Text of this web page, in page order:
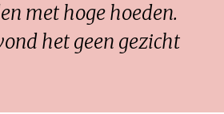
met hoge hoeden.
het geen gezicht